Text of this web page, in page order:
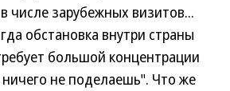
числе зарубежных визитов...
обстановка внутри страны
большой концентрации
ничего не поделаешь". Что же